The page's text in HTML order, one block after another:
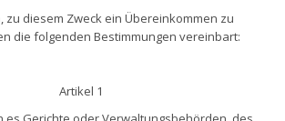
diesem Zweck ein Übereinkommen zu
die folgenden Bestimmungen vereinbart:
Artikel 1